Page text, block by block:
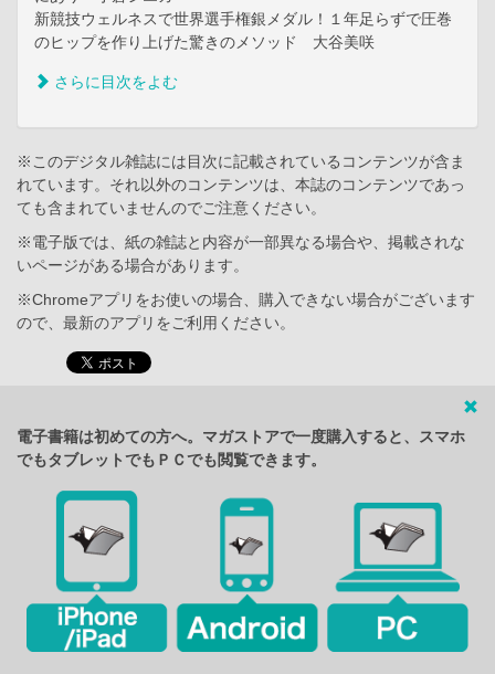
新競技ウェルネスで世界選手権銀メダル！１年足らずで圧巻
のヒップを作り上げた驚きのメソッド 大谷美咲
さらに目次をよむ
※このデジタル雑誌には目次に記載されているコンテンツが含ま
れています。それ以外のコンテンツは、本誌のコンテンツであっ
ても含まれていませんのでご注意ください。
※電子版では、紙の雑誌と内容が一部異なる場合や、掲載されな
いページがある場合があります。
※Chromeアプリをお使いの場合、購入できない場合がございます
ので、最新のアプリをご利用ください。
電子書籍は初めての方へ。マガストアで一度購入すると、スマホ
でもタブレットでもＰＣでも閲覧できます。